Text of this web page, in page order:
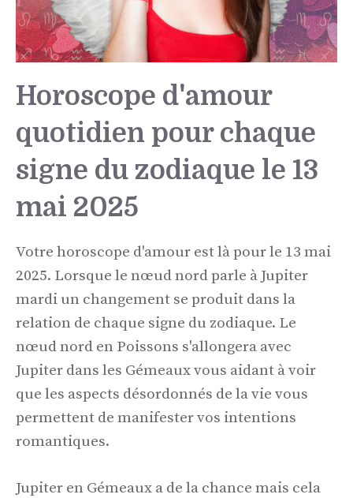
Horoscope d'amour
quotidien pour chaque
signe du zodiaque le 13
mai 2025
Votre horoscope d'amour est là pour le 13 mai
2025. Lorsque le nœud nord parle à Jupiter
mardi un changement se produit dans la
relation de chaque signe du zodiaque. Le
nœud nord en Poissons s'allongera avec
Jupiter dans les Gémeaux vous aidant à voir
que les aspects désordonnés de la vie vous
permettent de manifester vos intentions
romantiques.
Jupiter en Gémeaux a de la chance mais cela